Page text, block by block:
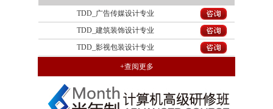
TDD_广告传媒设计专业
TDD_建筑装饰设计专业
TDD_影视包装设计专业
+查阅更多